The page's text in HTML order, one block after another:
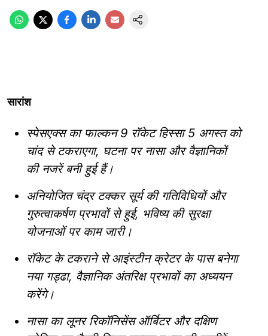
सारांश
स्पेसएक्स का फाल्कन 9 रॉकेट हिस्सा 5 अगस्त को
चांद से टकराएगा, घटना पर नासा और वैज्ञानिकों
की नजरें बनी हुई हैं।
अनियोजित चंद्र टक्कर सूर्य की गतिविधियों और
गुरुत्वाकर्षण प्रभावों से हुई, भविष्य की सुरक्षा
योजनाओं पर काम जारी।
रॉकेट के टकराने से आइंस्टीन क्रेटर के पास बनेगा
नया गड्ढा, वैज्ञानिक अंतरिक्ष प्रभावों का अध्ययन
करेंगे।
नासा का लूनर रिकॉनिसेंस ऑर्बिटर और दक्षिण